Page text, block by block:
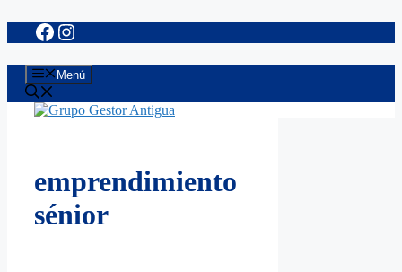
Saltar
al
Facebook
Instagram
Menú
emprendimiento
sénior